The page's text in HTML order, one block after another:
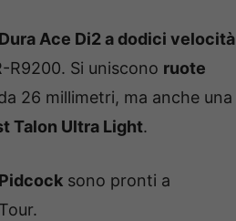
Ace Di2 a dodici velocità
R9200. Si uniscono ruote
26 millimetri, ma anche una
Talon Ultra Light.
Pidcock sono pronti a